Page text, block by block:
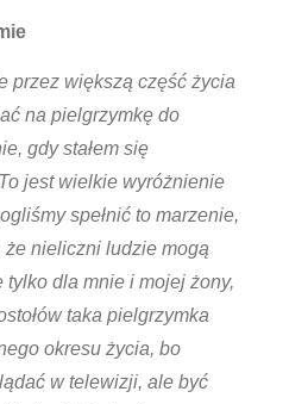
przez większą część życia
na pielgrzymkę do
gdy stałem się
jest wielkie wyróżnienie
spełnić to marzenie,
nieliczni ludzie mogą
dla mnie i mojej żony,
taka pielgrzymka
okresu życia, bo
w telewizji, ale być